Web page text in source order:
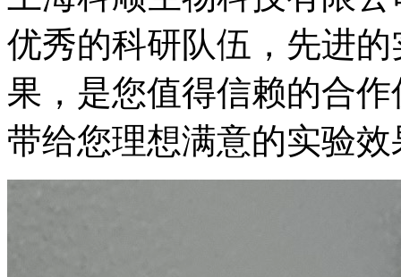
优秀的科研队伍，先进
果，是您值得信赖的合
带给您理想满意的实验效